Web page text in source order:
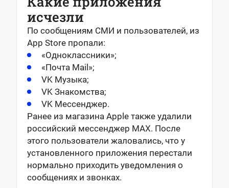
исчезли
По сообщениям СМИ и пользователей, из
App Store пропали:
«Одноклассники»;
«Почта Mail»;
VK Музыка;
VK Знакомства;
VK Мессенджер.
Ранее из магазина Apple также удалили
российский мессенджер MAX. После
этого пользователи жаловались, что у
установленного приложения перестали
нормально приходить уведомления о
сообщениях и звонках.